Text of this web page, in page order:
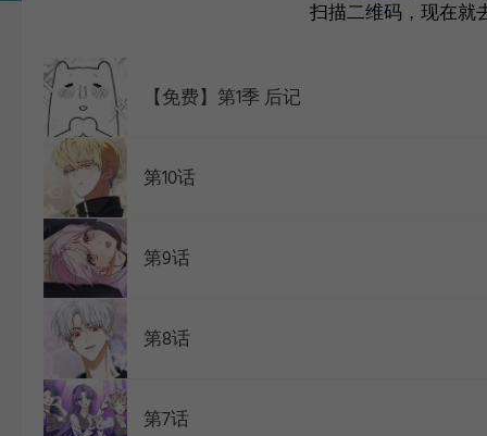
WEBTOON
扫描二维码，现在就
【免费】第1季 后记
第10话
第9话
第8话
第7话